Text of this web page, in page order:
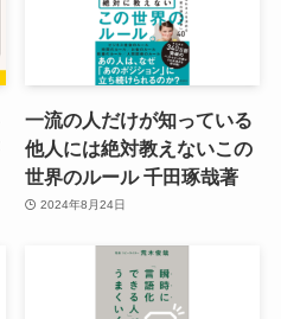
一流の人だけが知っている
他人には絶対教えないこの
世界のルール 千田琢哉著
2024年8月24日